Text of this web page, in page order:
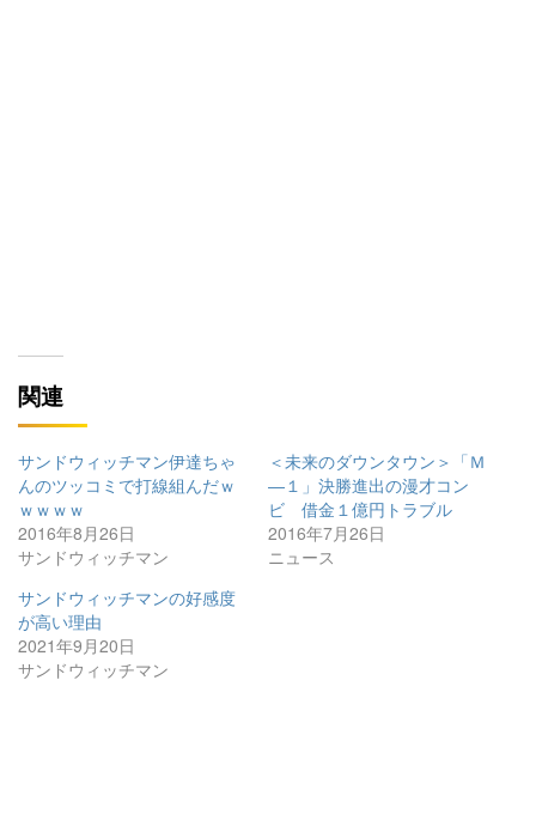
関連
サンドウィッチマン伊達ちゃ
んのツッコミで打線組んだｗ
ｗｗｗｗ
2016年8月26日
サンドウィッチマン
＜未来のダウンタウン＞「Ｍ
―１」決勝進出の漫才コン
ビ 借金１億円トラブル
2016年7月26日
ニュース
サンドウィッチマンの好感度
が高い理由
2021年9月20日
サンドウィッチマン